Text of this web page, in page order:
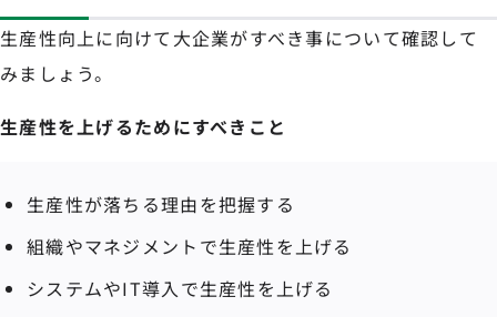
生産性向上に向けて大企業がすべき事について確認して
みましょう。
生産性を上げるためにすべきこと
生産性が落ちる理由を把握する
組織やマネジメントで生産性を上げる
システムやIT導入で生産性を上げる